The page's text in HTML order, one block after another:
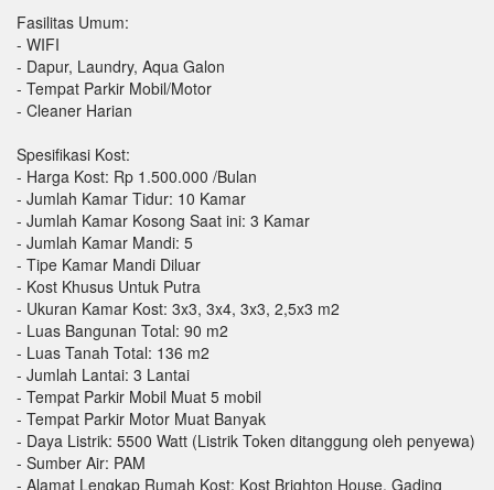
Fasilitas Umum:
- WIFI
- Dapur, Laundry, Aqua Galon
- Tempat Parkir Mobil/Motor
- Cleaner Harian
Spesifikasi Kost:
- Harga Kost: Rp 1.500.000 /Bulan
- Jumlah Kamar Tidur: 10 Kamar
- Jumlah Kamar Kosong Saat ini: 3 Kamar
- Jumlah Kamar Mandi: 5
- Tipe Kamar Mandi Diluar
- Kost Khusus Untuk Putra
- Ukuran Kamar Kost: 3x3, 3x4, 3x3, 2,5x3 m2
- Luas Bangunan Total: 90 m2
- Luas Tanah Total: 136 m2
- Jumlah Lantai: 3 Lantai
- Tempat Parkir Mobil Muat 5 mobil
- Tempat Parkir Motor Muat Banyak
- Daya Listrik: 5500 Watt (Listrik Token ditanggung oleh penyewa)
- Sumber Air: PAM
- Alamat Lengkap Rumah Kost: Kost Brighton House, Gading